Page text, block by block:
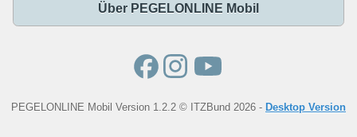
Über PEGELONLINE Mobil
PEGELONLINE Mobil Version 1.2.2 © ITZBund 2026 - Desktop Version